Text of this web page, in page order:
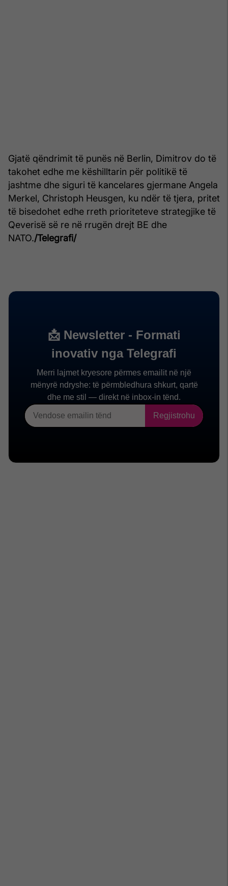
Gjatë qëndrimit të punës në Berlin, Dimitrov do të
takohet edhe me këshilltarin për politikë të
jashtme dhe siguri të kancelares gjermane Angela
Merkel, Christoph Heusgen, ku ndër të tjera, pritet
të bisedohet edhe rreth prioriteteve strategjike të
Qeverisë së re në rrugën drejt BE dhe
NATO./Telegrafi/